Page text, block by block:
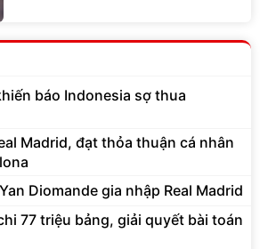
báo Indonesia sợ thua
Madrid, đạt thỏa thuận cá nhân
Diomande gia nhập Real Madrid
77 triệu bảng, giải quyết bài toán